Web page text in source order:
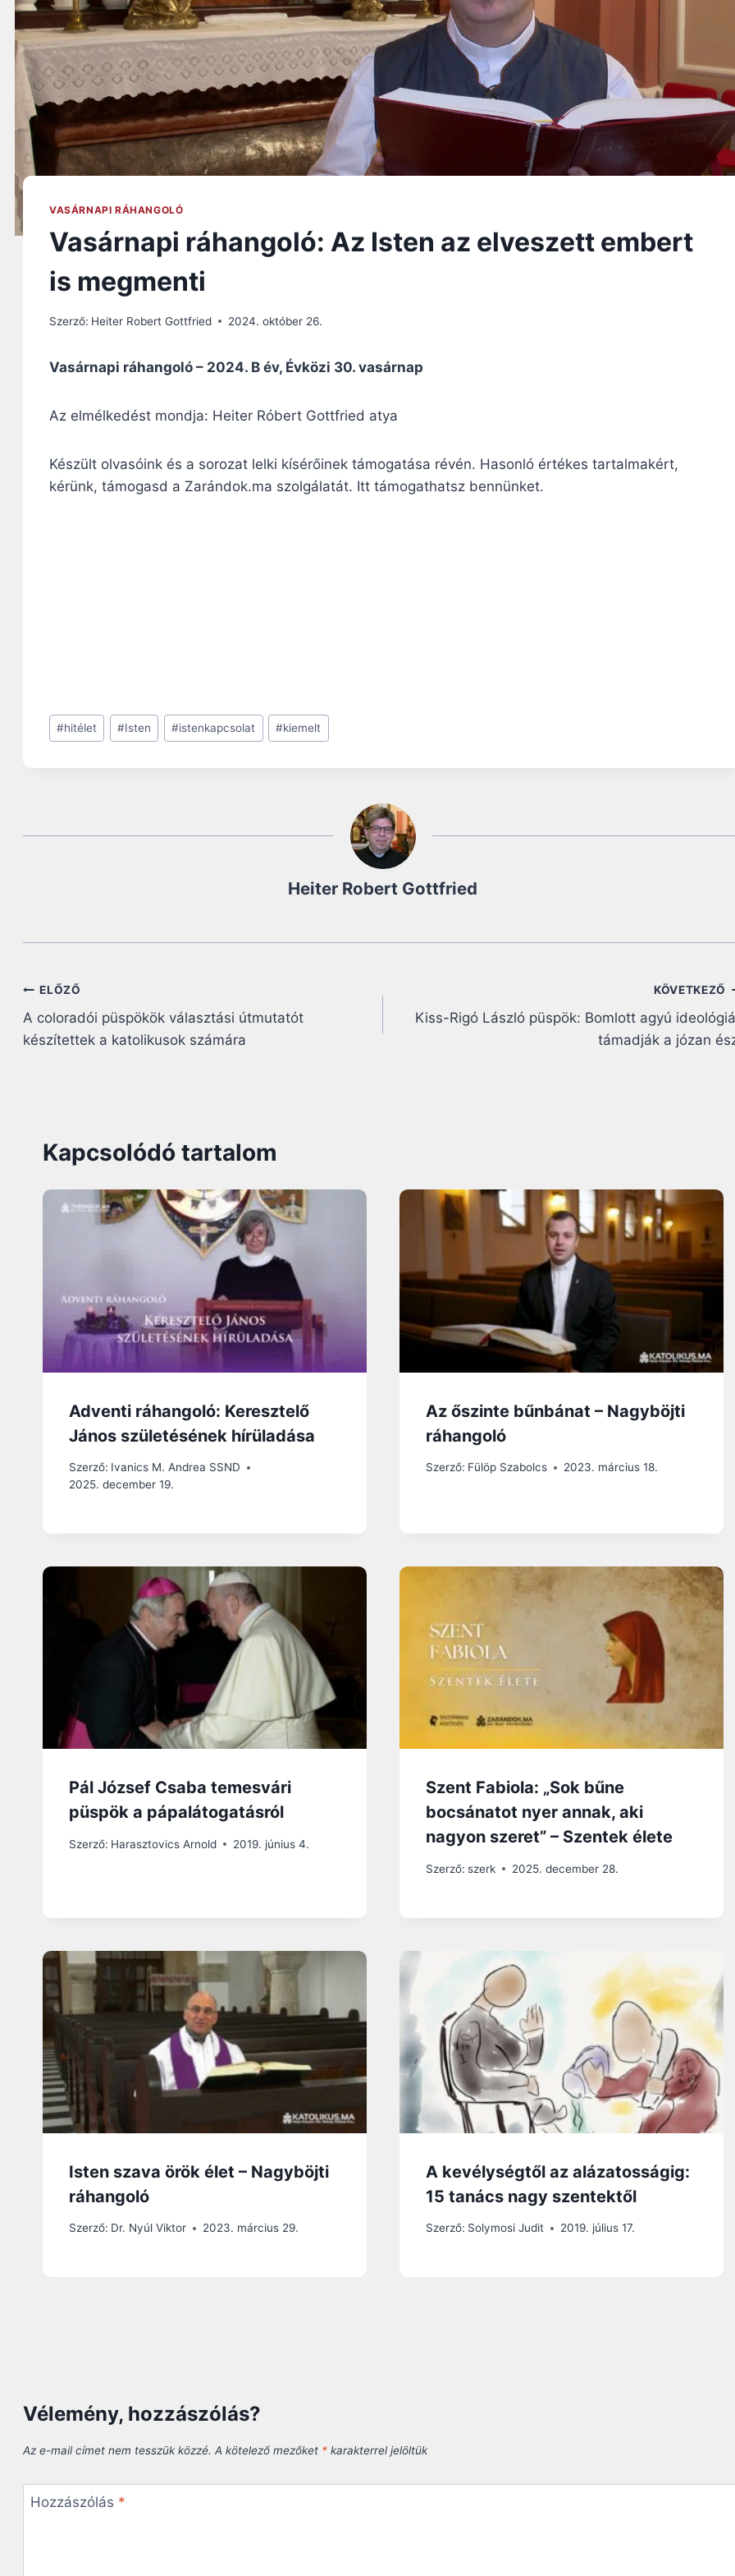
VASÁRNAPI RÁHANGOLÓ
Vasárnapi ráhangoló: Az Isten az elveszett embert
is megmenti
Szerző: Heiter Robert Gottfried 2024. október 26.
Vasárnapi ráhangoló – 2024. B év, Évközi 30. vasárnap
Az elmélkedést mondja: Heiter Róbert Gottfried atya
Készült olvasóink és a sorozat lelki kísérőinek támogatása révén. Hasonló értékes tartalmakért,
kérünk, támogasd a Zarándok.ma szolgálatát. Itt támogathatsz bennünket.
Post
Tags:
#hitélet #Isten #istenkapcsolat #kiemelt
Heiter Robert Gottfried
Bejegyzés
navigáció
ELŐZŐ
A coloradói püspökök választási útmutatót
készítettek a katolikusok számára
KÖVETKEZŐ
Kiss-Rigó László püspök: Bomlott agyú
támadják a józan
Kapcsolódó tartalom
Adventi ráhangoló: Keresztelő
János születésének hírüladása
Szerző: Ivanics M. Andrea SSND
2025. december 19.
Az őszinte bűnbánat – Nagyböjti
ráhangoló
Szerző: Fülöp Szabolcs 2023. március 18.
Pál József Csaba temesvári
püspök a pápalátogatásról
Szerző: Harasztovics Arnold 2019. június 4.
Szent Fabiola: „Sok bűne
bocsánatot nyer annak, aki
nagyon szeret” – Szentek élete
Szerző: szerk 2025. december 28.
Isten szava örök élet – Nagyböjti
ráhangoló
Szerző: Dr. Nyúl Viktor 2023. március 29.
A kevélységtől az alázatosságig:
15 tanács nagy szentektől
Szerző: Solymosi Judit 2019. július 17.
Vélemény, hozzászólás?
Az e-mail címet nem tesszük közzé. A kötelező mezőket * karakterrel jelöltük
Hozzászólás *